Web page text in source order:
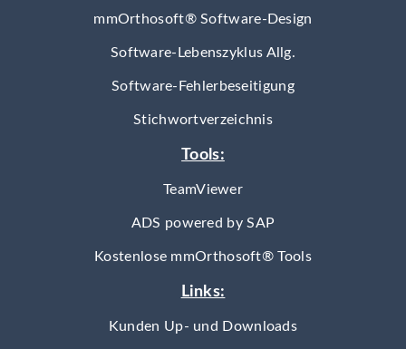
mmOrthosoft® Software-Design
Software-Lebenszyklus Allg.
Software-Fehlerbeseitigung
Stichwortverzeichnis
Tools:
TeamViewer
ADS powered by SAP
Kostenlose mmOrthosoft® Tools
Links:
Kunden Up- und Downloads